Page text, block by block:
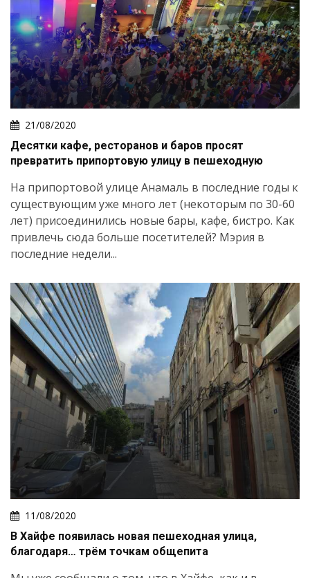
21/08/2020
Десятки кафе, ресторанов и баров просят
превратить припортовую улицу в пешеходную
На припортовой улице Анамаль в последние годы к
существующим уже много лет (некоторым по 30-60
лет) присоединились новые бары, кафе, бистро. Как
привлечь сюда больше посетителей? Мэрия в
последние недели...
11/08/2020
В Хайфе появилась новая пешеходная улица,
благодаря… трём точкам общепита